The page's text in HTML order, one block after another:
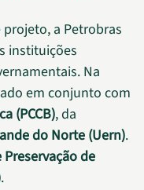
projeto, a Petrobras
instituições
Na
em conjunto com
(PCCB), da
do Norte (Uern).
de
.